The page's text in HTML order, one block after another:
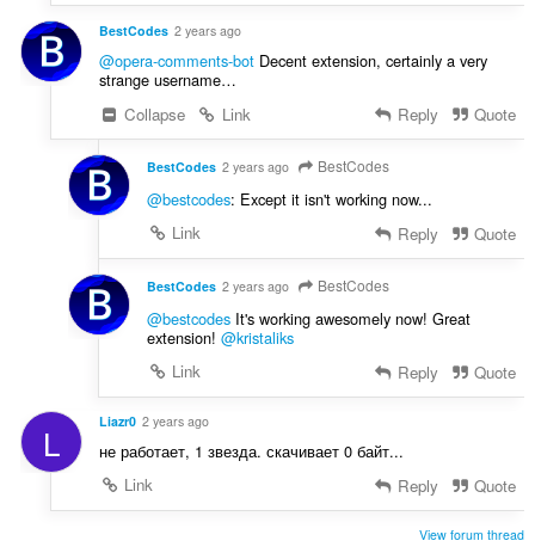
BestCodes 2 years ago
@opera-comments-botDecent extension, certainly a very
strange username…
Collapse
Link Reply Quote
BestCodes 2 years ago BestCodes
@bestcodes: Except it isn't working now...
Link
Reply Quote
BestCodes 2 years ago BestCodes
@bestcodesIt's working awesomely now! Great
extension! @kristaliks
Link
Reply Quote
L Liazr0 2 years ago
не работает, 1 звезда. скачивает 0 байт...
Link
Reply Quote
View forum thread